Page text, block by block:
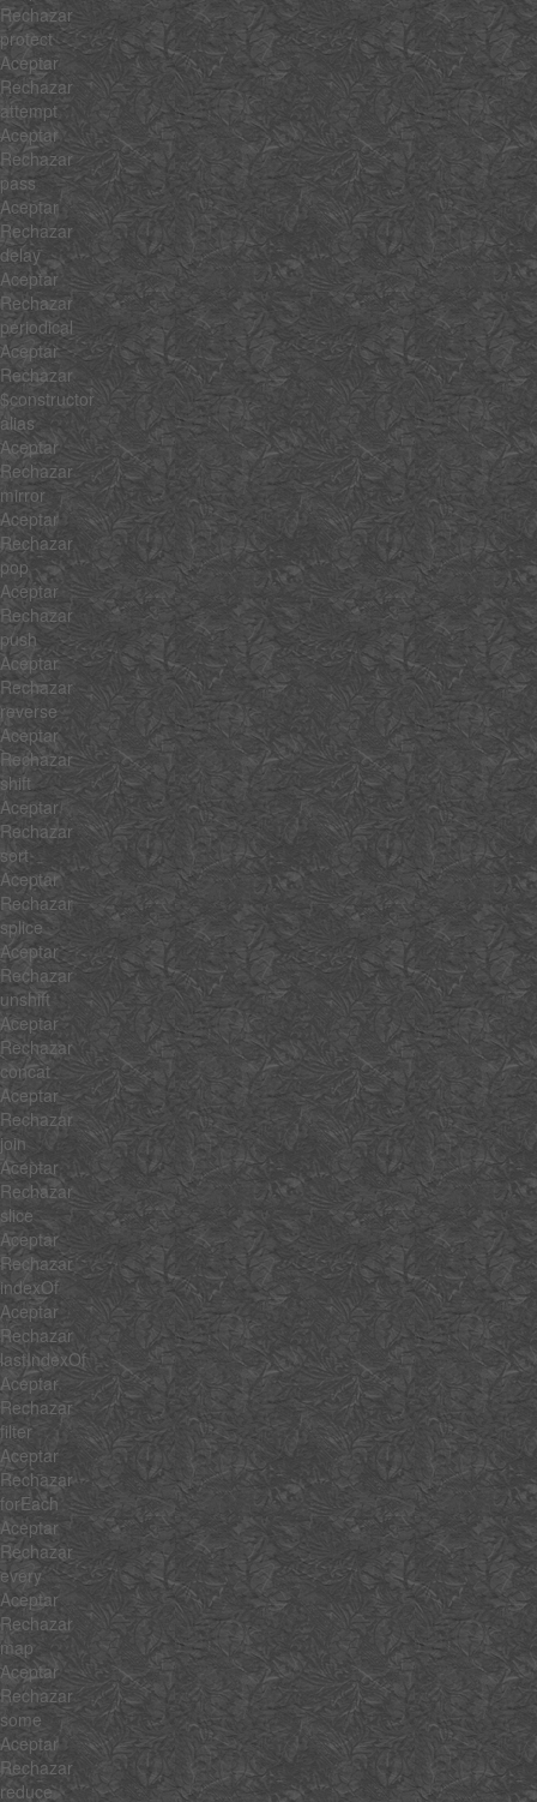
Rechazar
protect
Aceptar
Rechazar
attempt
Aceptar
Rechazar
pass
Aceptar
Rechazar
delay
Aceptar
Rechazar
periodical
Aceptar
Rechazar
$constructor
alias
Aceptar
Rechazar
mirror
Aceptar
Rechazar
pop
Aceptar
Rechazar
push
Aceptar
Rechazar
reverse
Aceptar
Rechazar
shift
Aceptar
Rechazar
sort
Aceptar
Rechazar
splice
Aceptar
Rechazar
unshift
Aceptar
Rechazar
concat
Aceptar
Rechazar
join
Aceptar
Rechazar
slice
Aceptar
Rechazar
indexOf
Aceptar
Rechazar
lastIndexOf
Aceptar
Rechazar
filter
Aceptar
Rechazar
forEach
Aceptar
Rechazar
every
Aceptar
Rechazar
map
Aceptar
Rechazar
some
Aceptar
Rechazar
reduce